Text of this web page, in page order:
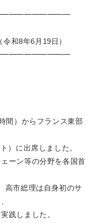
ン
和8年6月19日）
間）からフランス東部
）に出席しました。
ーン等の分野を各国首
高市総理は自身初のサ
践しました。